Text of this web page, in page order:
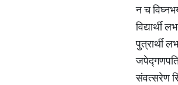
न च
विद्यार्थी
पुत्रार्थी
संवत्सरेण